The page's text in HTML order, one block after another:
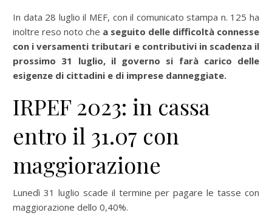
In data 28 luglio il MEF, con il comunicato stampa n. 125 ha
inoltre reso noto che a seguito delle difficoltà connesse
con i versamenti tributari e contributivi in scadenza il
prossimo 31 luglio, il governo si farà carico delle
esigenze di cittadini e di imprese danneggiate.
IRPEF 2023: in cassa
entro il 31.07 con
maggiorazione
Lunedì 31 luglio scade il termine per pagare le tasse con
maggiorazione dello 0,40%.